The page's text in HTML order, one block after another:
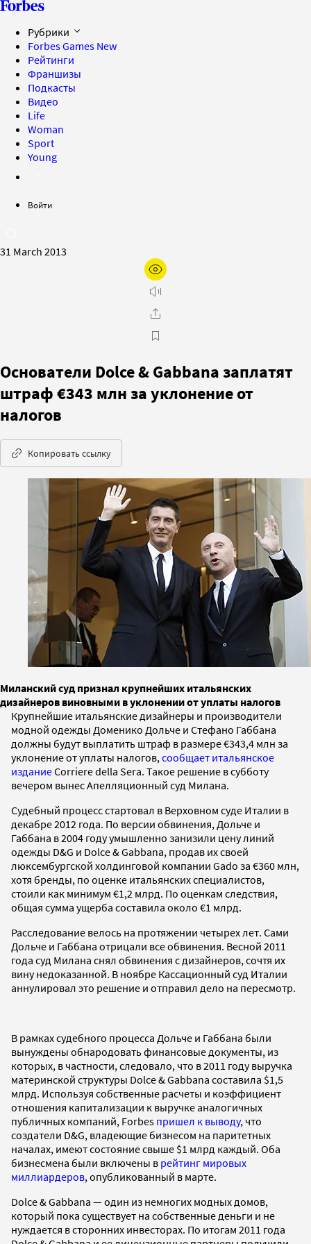
Рубрики
Forbes Games New
Рейтинги
Франшизы
Подкасты
Видео
Life
Woman
Sport
Young
Войти
31 March 2013
Основатели Dolce & Gabbana заплатят
штраф €343 млн за уклонение от
налогов
Копировать ссылку
Миланский суд признал крупнейших итальянских
дизайнеров виновными в уклонении от уплаты налогов
Крупнейшие итальянские дизайнеры и производители
модной одежды Доменико Дольче и Стефано Габбана
должны будут выплатить штраф в размере €343,4 млн за
уклонение от уплаты налогов, сообщает итальянское
изданиеCorriere della Sera. Такое решение в субботу
вечером вынес Апелляционный суд Милана.
Судебный процесс стартовал в Верховном суде Италии в
декабре 2012 года. По версии обвинения, Дольче и
Габбана в 2004 году умышленно занизили цену линий
одежды D&G и Dolce & Gabbana, продав их своей
люксембургской холдинговой компании Gado за €360 млн,
хотя бренды, по оценке итальянских специалистов,
стоили как минимум €1,2 млрд. По оценкам следствия,
общая сумма ущерба составила около €1 млрд.
Расследование велось на протяжении четырех лет. Сами
Дольче и Габбана отрицали все обвинения. Весной 2011
года суд Милана снял обвинения с дизайнеров, сочтя их
вину недоказанной. В ноябре Кассационный суд Италии
аннулировал это решение и отправил дело на пересмотр.
В рамках судебного процесса Дольче и Габбана были
вынуждены обнародовать финансовые документы, из
которых, в частности, следовало, что в 2011 году выручка
материнской структуры Dolce & Gabbana составила $1,5
млрд. Используя собственные расчеты и коэффициент
отношения капитализации к выручке аналогичных
публичных компаний, Forbes пришел к выводу, что
создатели D&G, владеющие бизнесом на паритетных
началах, имеют состояние свыше $1 млрд каждый. Оба
бизнесмена были включены в рейтинг мировых
миллиардеров, опубликованный в марте.
Dolce & Gabbana — один из немногих модных домов,
который пока существует на собственные деньги и не
нуждается в сторонних инвесторах. По итогам 2011 года